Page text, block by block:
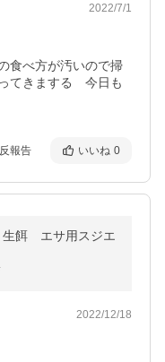
2022/7/1
食べ方が汚いので掃
てきまする　今日も
報告 いいね 0
生餌 エサ用スジエ
2022/12/18